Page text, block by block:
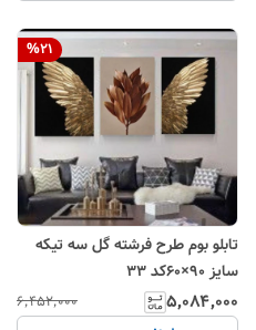
%21
تابلو بوم طرح فرشته گل سه تیکه
سایز ۹۰×۶۰کد ۳۳
۵٬۰۸۴٬۰۰۰ ۶٬۴۵۲٬۰۰۰